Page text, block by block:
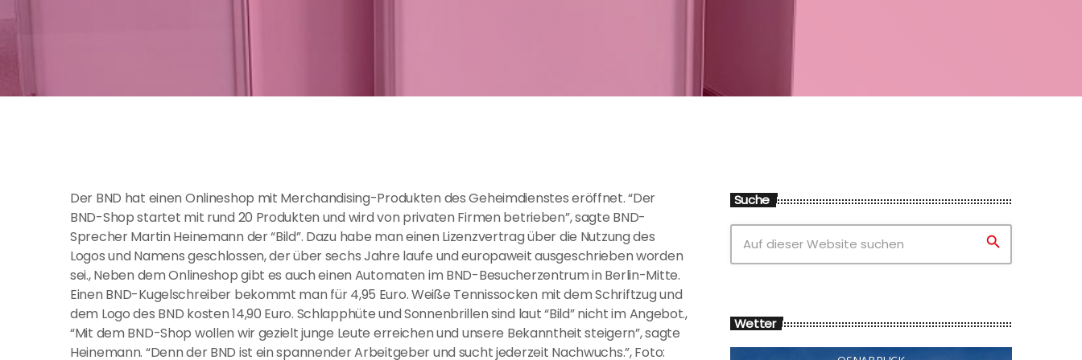
Der BND hat einen Onlineshop mit Merchandising-Produkten des Geheimdienstes eröffnet. “Der
BND-Shop startet mit rund 20 Produkten und wird von privaten Firmen betrieben”, sagte BND-
Sprecher Martin Heinemann der “Bild”. Dazu habe man einen Lizenzvertrag über die Nutzung des
Logos und Namens geschlossen, der über sechs Jahre laufe und europaweit ausgeschrieben worden
sei., Neben dem Onlineshop gibt es auch einen Automaten im BND-Besucherzentrum in Berlin-Mitte.
Einen BND-Kugelschreiber bekommt man für 4,95 Euro. Weiße Tennissocken mit dem Schriftzug und
dem Logo des BND kosten 14,90 Euro. Schlapphüte und Sonnenbrillen sind laut “Bild” nicht im Angebot.,
“Mit dem BND-Shop wollen wir gezielt junge Leute erreichen und unsere Bekanntheit steigern”, sagte
Heinemann. “Denn der BND ist ein spannender Arbeitgeber und sucht jederzeit Nachwuchs.”, Foto:
Suche
search
Wetter